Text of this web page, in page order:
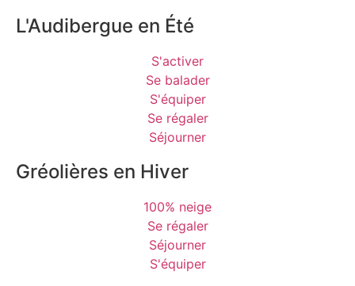
L'Audibergue en Été
S'activer
Se balader
S'équiper
Se régaler
Séjourner
Gréolières en Hiver
100% neige
Se régaler
Séjourner
S'équiper